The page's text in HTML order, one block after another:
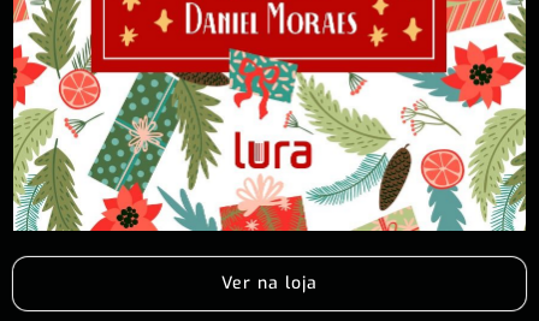
Ver na loja